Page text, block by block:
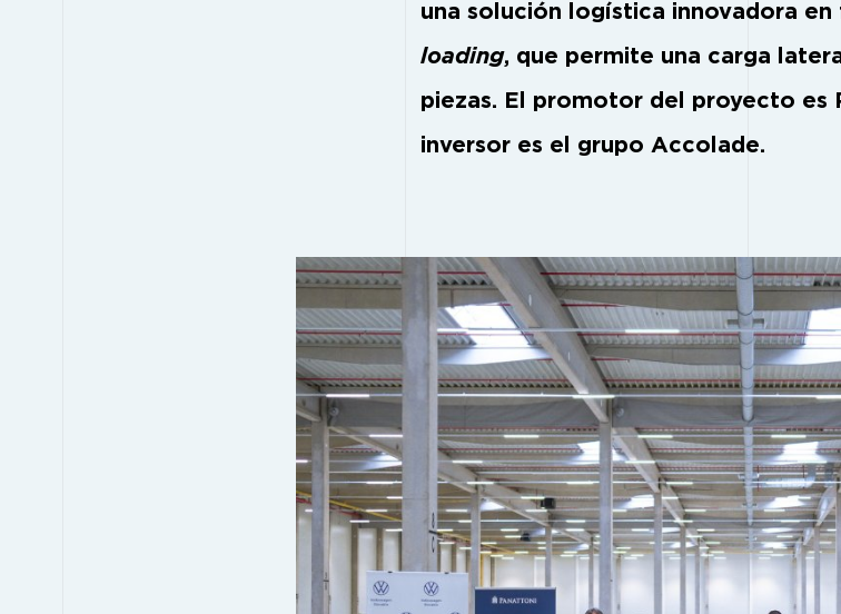
una solución logística innovadora
loading, que permite una carga
piezas. El promotor del proyecto es
inversor es el grupo Accolade.